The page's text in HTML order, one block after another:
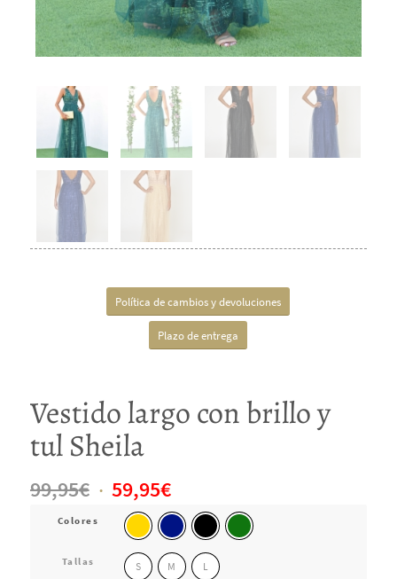
Política de cambios y devoluciones
Plazo de entrega
Vestido largo con brillo y
tul Sheila
99,95€ El
precio
original
59,95€El
precio
actual
Colores
Tallas S M L